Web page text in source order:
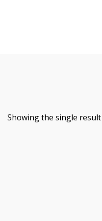
Showing the single result